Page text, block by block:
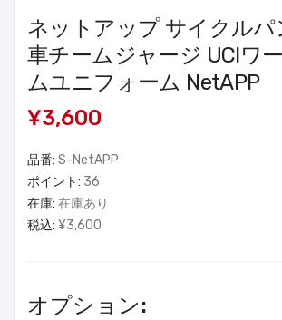
ネットアップ サイクルパ
車チームジャージ UCIワ
ムユニフォーム NetAPP
¥3,600
品番: S-NetAPP
ポイント: 36
在庫: 在庫あり
税込: ¥3,600
オプション: